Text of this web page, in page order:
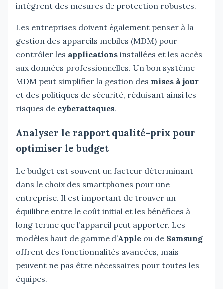
intègrent des mesures de protection robustes.
Les entreprises doivent également penser à la
gestion des appareils mobiles (MDM) pour
contrôler les applications installées et les accès
aux données professionnelles. Un bon système
MDM peut simplifier la gestion des mises à jour
et des politiques de sécurité, réduisant ainsi les
risques de cyberattaques.
Analyser le rapport qualité-prix pour
optimiser le budget
Le budget est souvent un facteur déterminant
dans le choix des smartphones pour une
entreprise. Il est important de trouver un
équilibre entre le coût initial et les bénéfices à
long terme que l’appareil peut apporter. Les
modèles haut de gamme d’Apple ou de Samsung
offrent des fonctionnalités avancées, mais
peuvent ne pas être nécessaires pour toutes les
équipes.